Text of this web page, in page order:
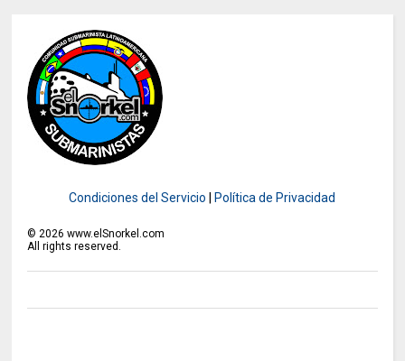
Condiciones del Servicio Política de Privacidad
© 2026 www.elSnorkel.com
All rights reserved.